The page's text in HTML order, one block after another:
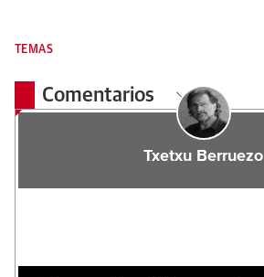
TEMAS
Comentarios
Txetxu Berruezo